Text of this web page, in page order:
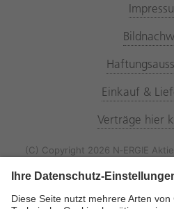
Einkauf &
Verträge hier
(C) Copyright 2026 N‑ERGIE